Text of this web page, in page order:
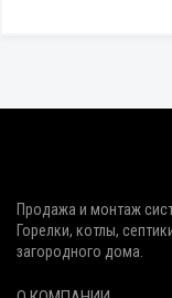
Продажа и монтаж
Горелки, котлы,
загородного дома.